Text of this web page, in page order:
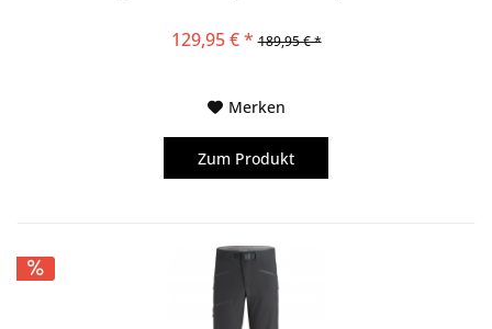
129,95 € * 189,95 € *
Merken
Zum Produkt